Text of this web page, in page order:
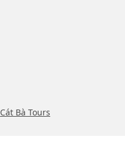
Cát Bà Tours